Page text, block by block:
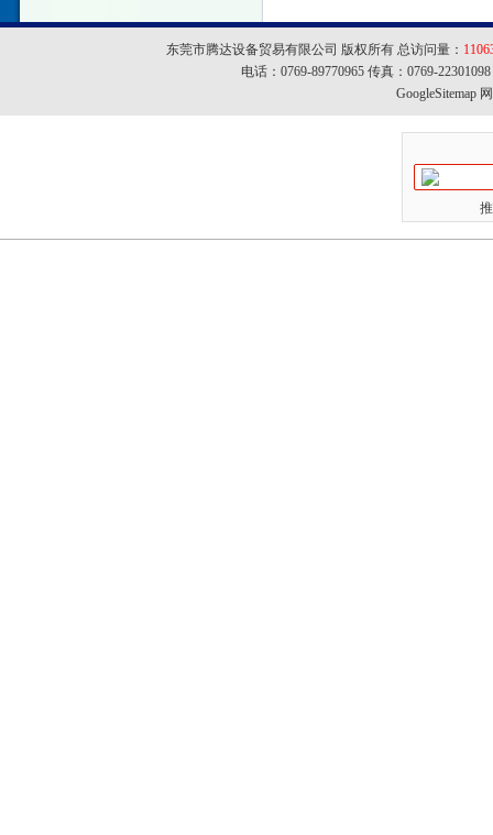
东莞市腾达设备贸易有限公司 版权所有 总访问量：
电话：0769-89770965 传真：0769-
GoogleSitemap网